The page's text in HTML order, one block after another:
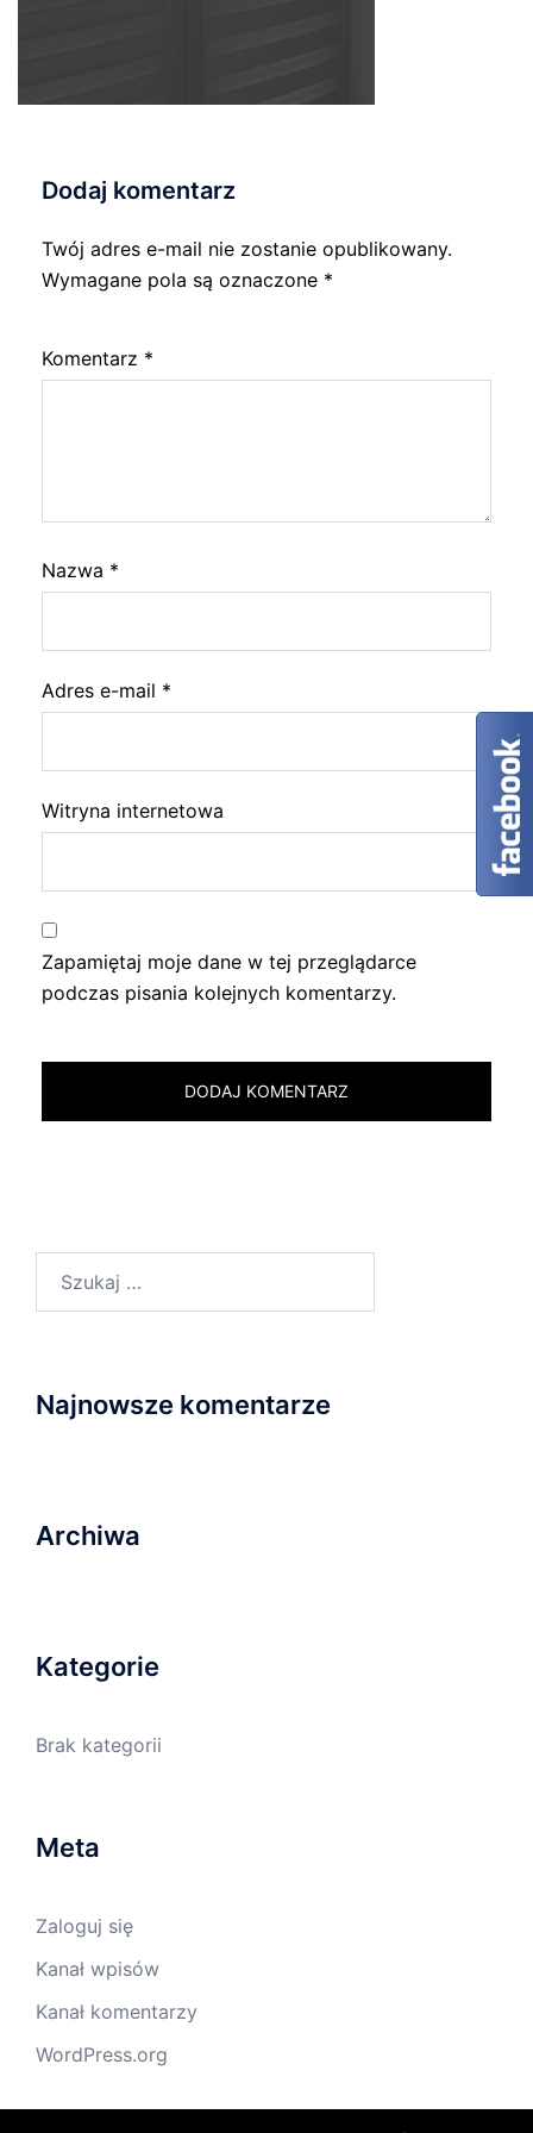
Dodaj komentarz
Twój adres e-mail nie zostanie opublikowany.
Wymagane pola są oznaczone *
Komentarz *
Nazwa *
Adres e-mail *
Witryna internetowa
Zapamiętaj moje dane w tej przeglądarce
podczas pisania kolejnych komentarzy.
Najnowsze komentarze
Archiwa
Kategorie
Brak kategorii
Meta
Zaloguj się
Kanał wpisów
Kanał komentarzy
WordPress.org